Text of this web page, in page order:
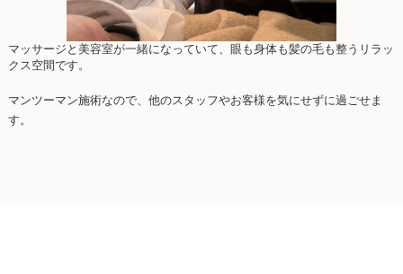
マッサージと美容室が一緒になっていて、眼も身体も髪の毛も整うリラッ
クス空間です。
マンツーマン施術なので、他のスタッフやお客様を気にせずに過ごせま
す。